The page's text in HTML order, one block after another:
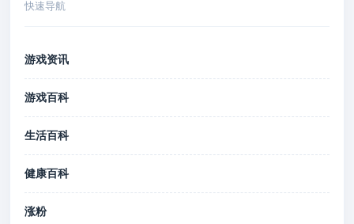
快速导航
游戏资讯
游戏百科
生活百科
健康百科
涨粉